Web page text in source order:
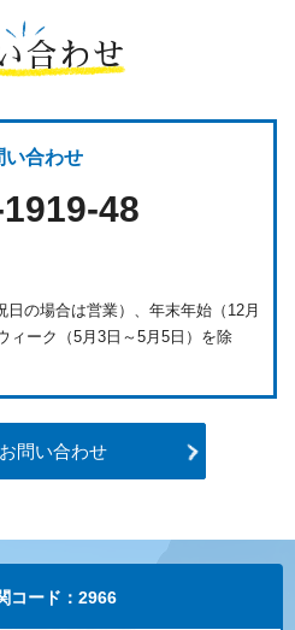
合わせ
い合わせ
48
の場合は営業）、年末年始（12月
ィーク（5月3日～5月5日）を除
問い合わせ
コード：2966